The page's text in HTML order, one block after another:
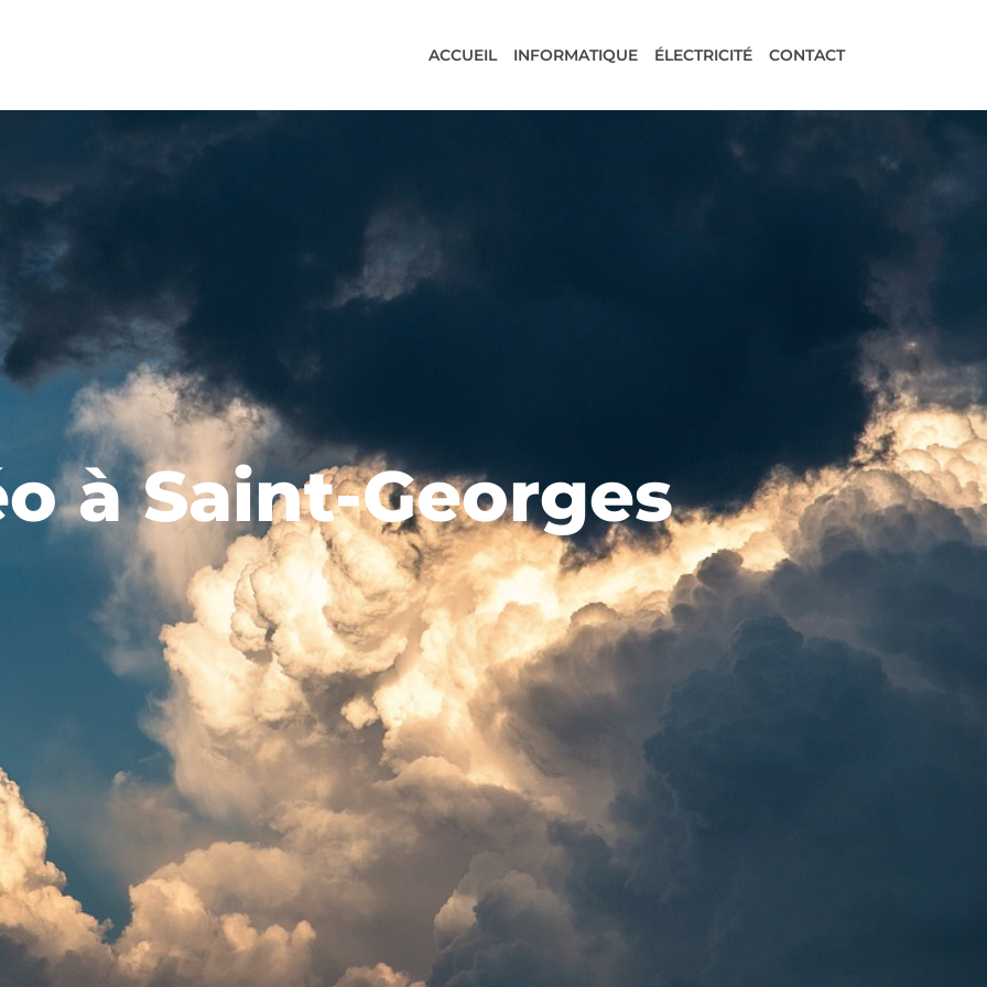
ACCUEIL INFORMATIQUE ÉLECTRICITÉ CONTACT
à Saint-Georges